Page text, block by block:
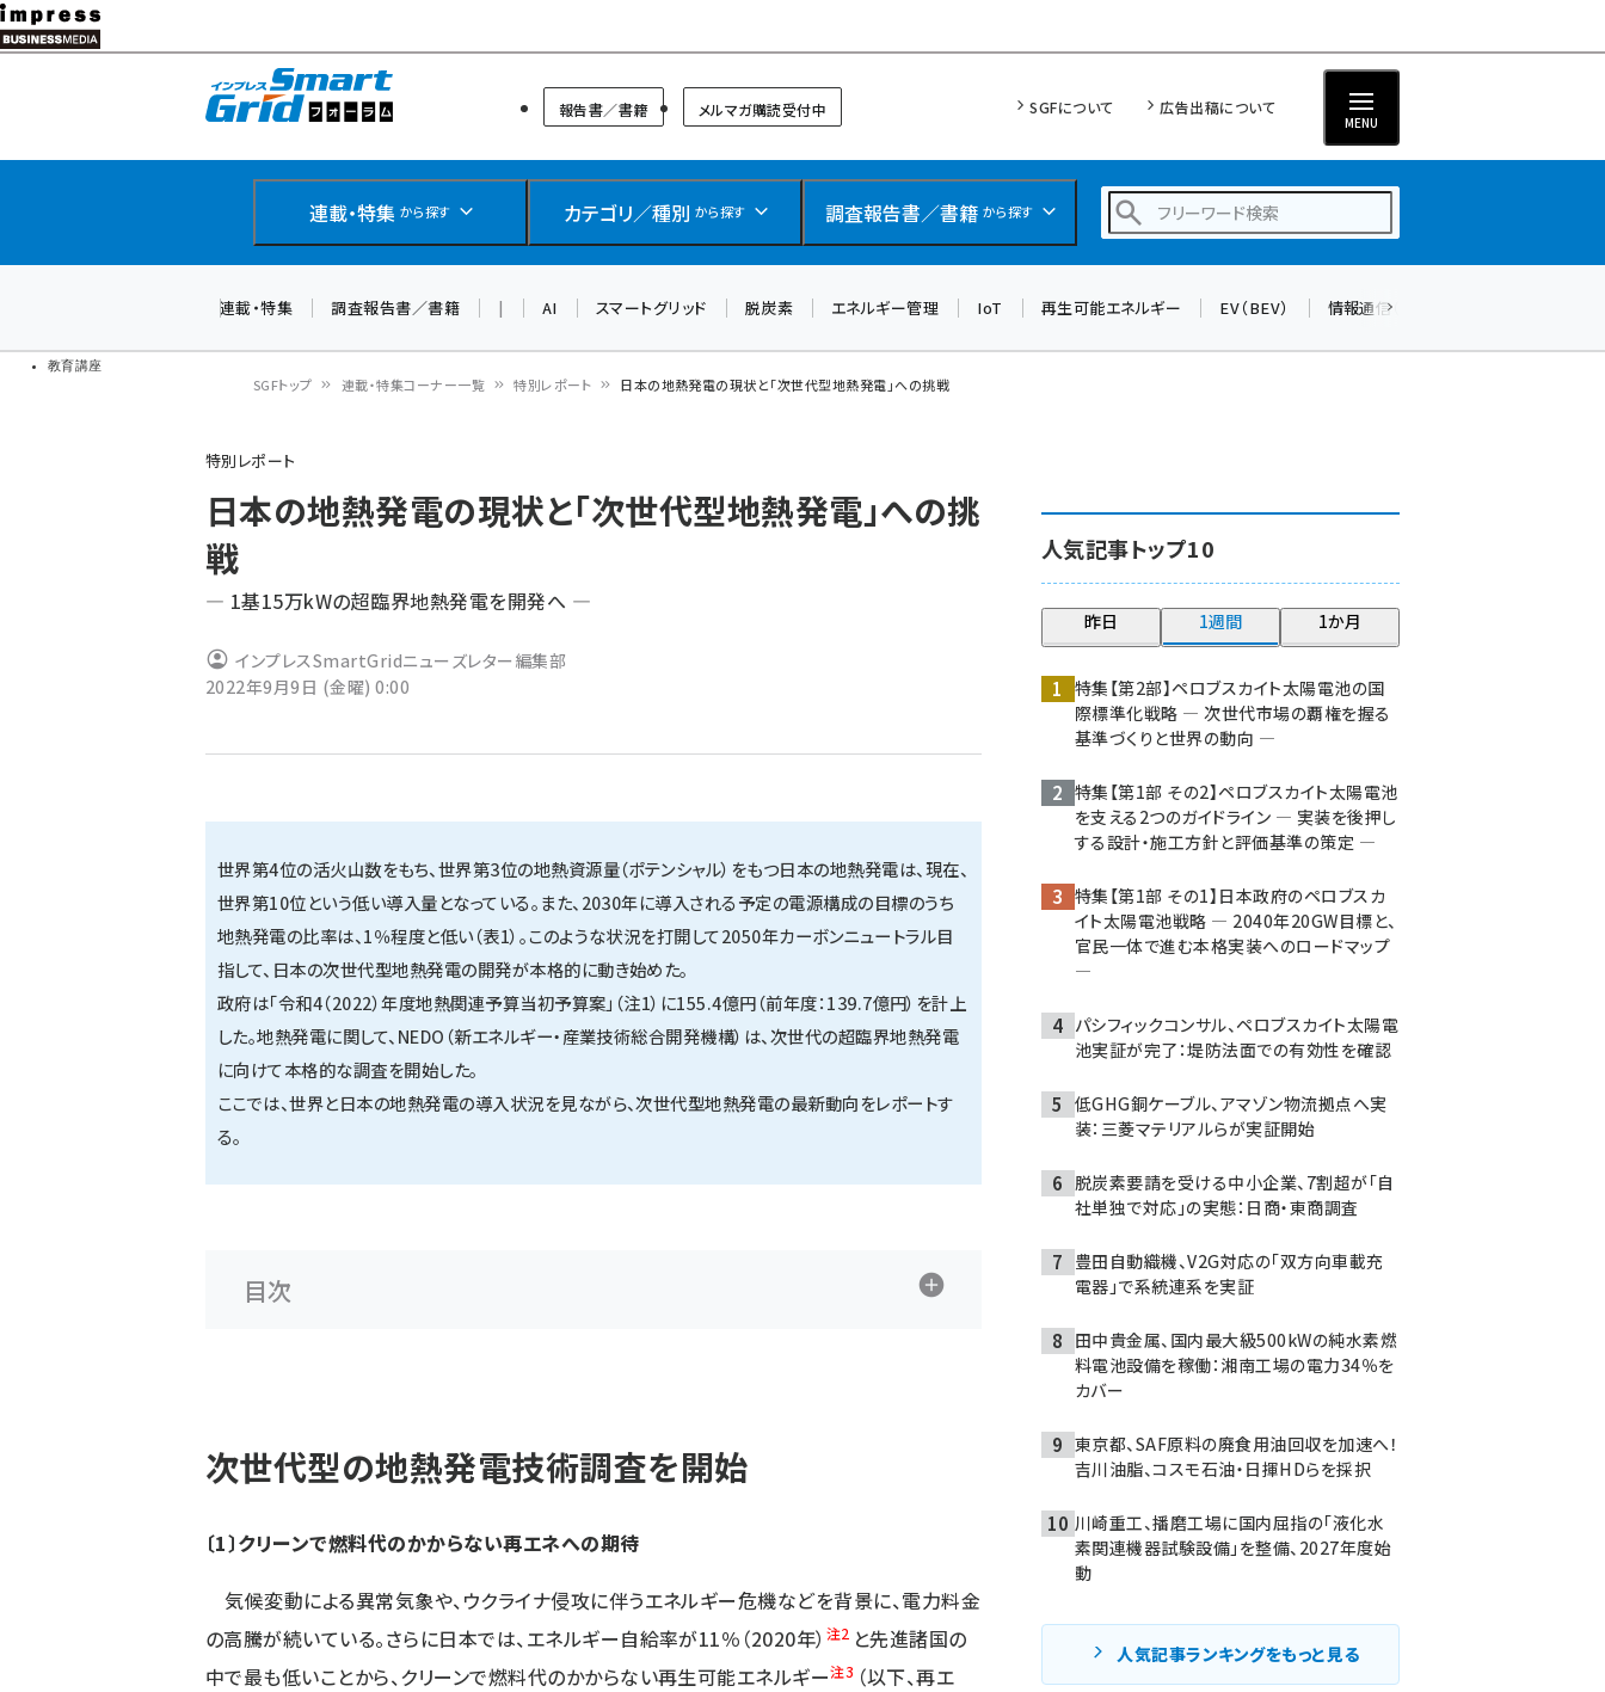
メ
イ
教育講座
スマートグリッドフォーラム
報告書／書籍 メルマガ購読受付中 SGFについて 広告出稿について
MENU
連載・特集 から探す カテゴリ／種別 から探す 調査報告書／書籍 から探す
ngn (272)
大串 (216)
aitras (180)
タンデム (145)
連載・特集 調査報告書／書籍 | AI スマートグリッド 脱炭素 エネルギー管理 IoT 再生可能エネルギー EV（BEV） 情報通信（ICT）
ン
く
ず
SGFトップ 連載・特集コーナー一覧 特別レポート 日本の地熱発電の現状と「次世代型地熱発電」への挑戦
特別レポート
日本の地熱発電の現状と「次世代型地熱発電」への挑
戦
― 1基15万kWの超臨界地熱発電を開発へ ―
インプレスSmartGridニューズレター編集部
2022年9月9日 (金曜) 0:00
世界第4位の活火山数をもち、世界第3位の地熱資源量（ポテンシャル）をもつ日本の地熱発電は、現在、
世界第10位という低い導入量となっている。また、2030年に導入される予定の電源構成の目標のうち
地熱発電の比率は、1％程度と低い（表1）。このような状況を打開して2050年カーボンニュートラル目
指して、日本の次世代型地熱発電の開発が本格的に動き始めた。
政府は「令和4（2022）年度地熱関連予算当初予算案」（注1）に155.4億円（前年度：139.7億円）を計上
した。地熱発電に関して、NEDO（新エネルギー・産業技術総合開発機構）は、次世代の超臨界地熱発電
に向けて本格的な調査を開始した。
ここでは、世界と日本の地熱発電の導入状況を見ながら、次世代型地熱発電の最新動向をレポートす
る。
目次
次世代型の地熱発電技術調査を開始
〔1〕クリーンで燃料代のかからない再エネへの期待
気候変動による異常気象や、ウクライナ侵攻に伴うエネルギー危機などを背景に、電力料金
の高騰が続いている。さらに日本では、エネルギー自給率が11％（2020年） 注2 と先進諸国の
中で最も低いことから、クリーンで燃料代のかからない再生可能エネルギー注3 （以下、再エ
人気記事トップ10
昨日 1週間 1か月
特集【第2部】ペロブスカイト太陽電池の国
際標準化戦略 ― 次世代市場の覇権を握る
基準づくりと世界の動向 ―
特集【第1部 その2】ペロブスカイト太陽電池
を支える2つのガイドライン ― 実装を後押し
する設計・施工方針と評価基準の策定 ―
特集【第1部 その1】日本政府のペロブスカ
イト太陽電池戦略 ― 2040年20GW目標と、
官民一体で進む本格実装へのロードマップ
―
パシフィックコンサル、ペロブスカイト太陽電
池実証が完了：堤防法面での有効性を確認
低GHG銅ケーブル、アマゾン物流拠点へ実
装：三菱マテリアルらが実証開始
脱炭素要請を受ける中小企業、7割超が「自
社単独で対応」の実態：日商・東商調査
豊田自動織機、V2G対応の「双方向車載充
電器」で系統連系を実証
田中貴金属、国内最大級500kWの純水素燃
料電池設備を稼働：湘南工場の電力34％を
カバー
東京都、SAF原料の廃食用油回収を加速へ！
吉川油脂、コスモ石油・日揮HDらを採択
川崎重工、播磨工場に国内屈指の「液化水
素関連機器試験設備」を整備、2027年度始
動
人気記事ランキングをもっと見る